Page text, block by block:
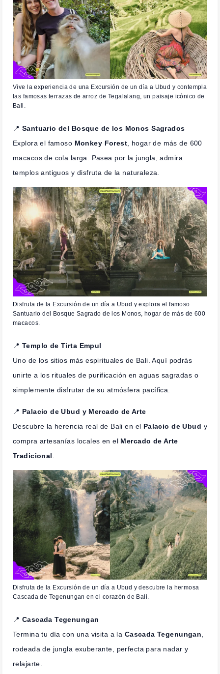
Vive la experiencia de una Excursión de un día a Ubud y contempla
las famosas terrazas de arroz de Tegalalang, un paisaje icónico de
Bali.
📍 Santuario del Bosque de los Monos Sagrados
Explora el famoso Monkey Forest, hogar de más de 600
macacos de cola larga. Pasea por la jungla, admira
templos antiguos y disfruta de la naturaleza.
Disfruta de la Excursión de un día a Ubud y explora el famoso
Santuario del Bosque Sagrado de los Monos, hogar de más de 600
macacos.
📍 Templo de Tirta Empul
Uno de los sitios más espirituales de Bali. Aquí podrás
unirte a los rituales de purificación en aguas sagradas o
simplemente disfrutar de su atmósfera pacífica.
📍 Palacio de Ubud y Mercado de Arte
Descubre la herencia real de Bali en el Palacio de Ubud y
compra artesanías locales en el Mercado de Arte
Tradicional
Disfruta de la Excursión de un día a Ubud y descubre la hermosa
Cascada de Tegenungan en el corazón de Bali.
📍 Cascada Tegenungan
Termina tu día con una visita a la Cascada Tegenungan
rodeada de jungla exuberante, perfecta para nadar y
relajarte.